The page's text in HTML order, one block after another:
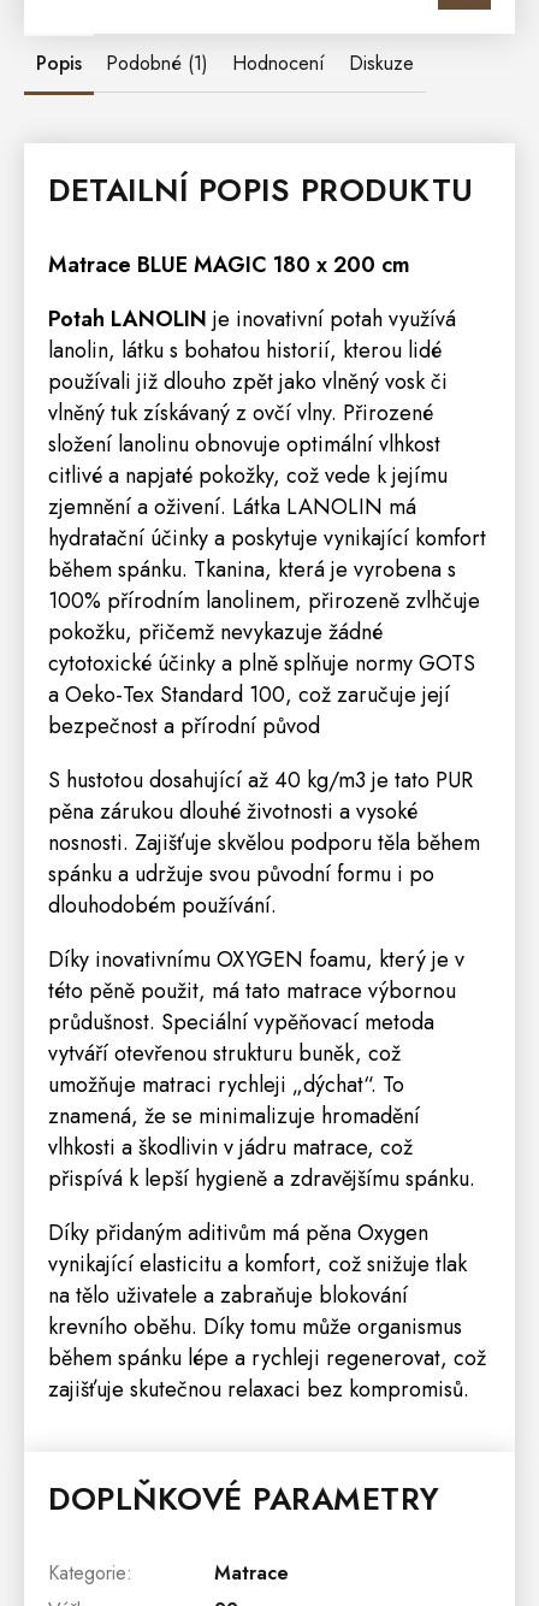
Popis Podobné (1) Hodnocení Diskuze
DETAILNÍ POPIS PRODUKTU
Matrace BLUE MAGIC 180 x 200 cm
Potah LANOLIN je inovativní potah využívá
lanolin, látku s bohatou historií, kterou lidé
používali již dlouho zpět jako vlněný vosk či
vlněný tuk získávaný z ovčí vlny. Přirozené
složení lanolinu obnovuje optimální vlhkost
citlivé a napjaté pokožky, což vede k jejímu
zjemnění a oživení. Látka LANOLIN má
hydratační účinky a poskytuje vynikající komfort
během spánku. Tkanina, která je vyrobena s
100% přírodním lanolinem, přirozeně zvlhčuje
pokožku, přičemž nevykazuje žádné
cytotoxické účinky a plně splňuje normy GOTS
a Oeko-Tex Standard 100, což zaručuje její
bezpečnost a přírodní původ
S hustotou dosahující až 40 kg/m3 je tato PUR
pěna zárukou dlouhé životnosti a vysoké
nosnosti. Zajišťuje skvělou podporu těla během
spánku a udržuje svou původní formu i po
dlouhodobém používání.
Díky inovativnímu OXYGEN foamu, který je v
této pěně použit, má tato matrace výbornou
průdušnost. Speciální vypěňovací metoda
vytváří otevřenou strukturu buněk, což
umožňuje matraci rychleji „dýchat“. To
znamená, že se minimalizuje hromadění
vlhkosti a škodlivin v jádru matrace, což
přispívá k lepší hygieně a zdravějšímu spánku.
Díky přidaným aditivům má pěna Oxygen
vynikající elasticitu a komfort, což snižuje tlak
na tělo uživatele a zabraňuje blokování
krevního oběhu. Díky tomu může organismus
během spánku lépe a rychleji regenerovat, což
zajišťuje skutečnou relaxaci bez kompromisů.
DOPLŇKOVÉ PARAMETRY
Kategorie:
Matrace